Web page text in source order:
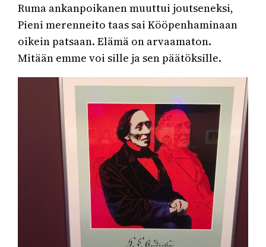
Ruma ankanpoikanen muuttui joutseneksi,
Pieni merenneito taas sai Kööpenhaminaan
oikein patsaan. Elämä on arvaamaton.
Mitään emme voi sille ja sen päätöksille.